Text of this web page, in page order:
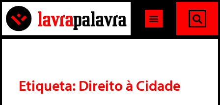
Etiqueta: Direito à Cidade